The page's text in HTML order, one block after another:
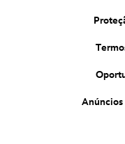
Anúncios